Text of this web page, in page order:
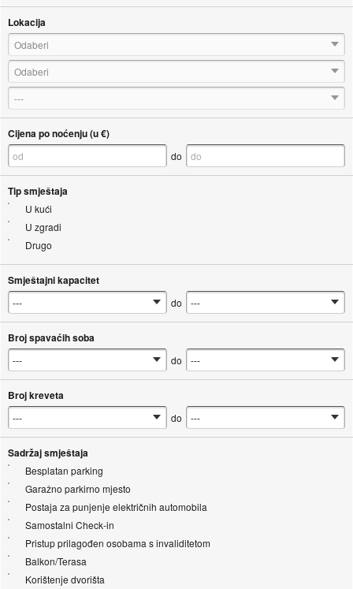
Lokacija
Odaberi
Odaberi
---
Cijena po noćenju (u €)
do
Tip smještaja
U kući
U zgradi
Drugo
Smještajni kapacitet
do
Broj spavaćih soba
do
Broj kreveta
do
Sadržaj smještaja
Besplatan parking
Garažno parkirno mjesto
Postaja za punjenje električnih automobila
Samostalni Check-in
Pristup prilagođen osobama s invaliditetom
Balkon/Terasa
Korištenje dvorišta